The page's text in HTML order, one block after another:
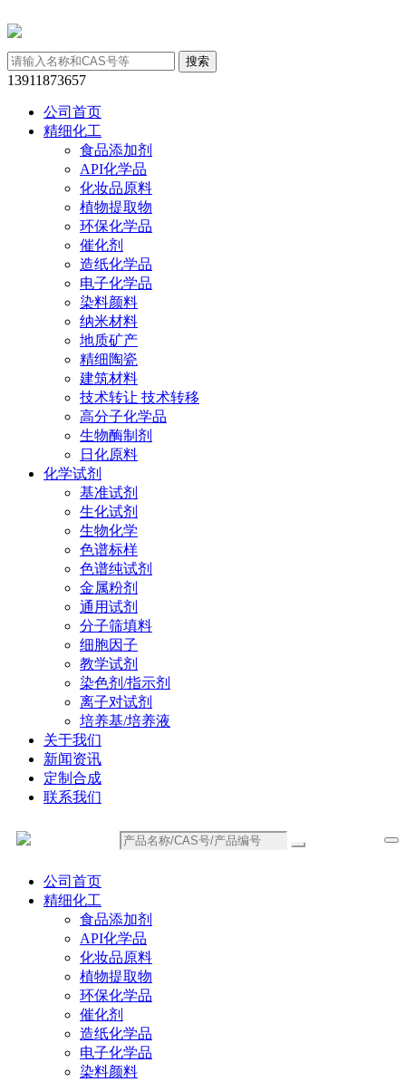
13911873657
公司首页
精细化工
食品添加剂
API化学品
化妆品原料
植物提取物
环保化学品
催化剂
造纸化学品
电子化学品
染料颜料
纳米材料
地质矿产
精细陶瓷
建筑材料
技术转让 技术转移
高分子化学品
生物酶制剂
日化原料
化学试剂
基准试剂
生化试剂
生物化学
色谱标样
色谱纯试剂
金属粉剂
通用试剂
分子筛填料
细胞因子
教学试剂
染色剂/指示剂
离子对试剂
培养基/培养液
关于我们
新闻资讯
定制合成
联系我们
公司首页
精细化工
食品添加剂
API化学品
化妆品原料
植物提取物
环保化学品
催化剂
造纸化学品
电子化学品
染料颜料